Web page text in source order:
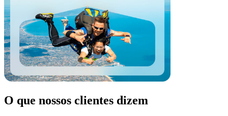
O que nossos clientes dizem